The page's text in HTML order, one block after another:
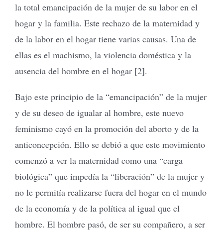
la total emancipación de la mujer de su labor en el
hogar y la familia. Este rechazo de la maternidad y
de la labor en el hogar tiene varias causas. Una de
ellas es el machismo, la violencia doméstica y la
ausencia del hombre en el hogar [2].
Bajo este principio de la “emancipación” de la mujer
y de su deseo de igualar al hombre, este nuevo
feminismo cayó en la promoción del aborto y de la
anticoncepción. Ello se debió a que este movimiento
comenzó a ver la maternidad como una “carga
biológica” que impedía la “liberación” de la mujer y
no le permitía realizarse fuera del hogar en el mundo
de la economía y de la política al igual que el
hombre. El hombre pasó, de ser su compañero, a ser